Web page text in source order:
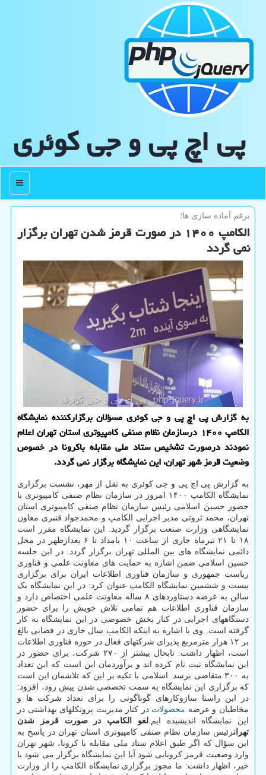
پی اچ پی و جی كوئری
منو
برغم آماده سازی ها؛
الكامپ ۱۴۰۰ در صورت قرمز شدن تهران برگزار
نمی گردد
به گزارش پی اچ پی و جی کوئری مسؤلان برگزارکننده نمایشگاه
الکامپ ۱۴۰۰ درسازمان نظام صنفی کامپیوتری استان تهران اعلام
نمودند درصورت تشخیص ستاد ملی مقابله باکرونا در خصوص
وضعیت قرمز شهر تهران، این نمایشگاه برگزار نمی گردد.
به گزارش پی اچ پی و جی کوئری به نقل از مهر، نشست برگزاری
نمایشگاه الکامپ ۱۴۰۰ امروز در سازمان نظام صنفی کامپیوتری با
حضور حسین اسلامی رئیس سازمان نظام صنفی کامپیوتری استان
تهران، محمد ثروتی مدیر اجرایی الکامپ و محمدجواد قنبری معاون
نمایشگاهی وزارت صنعت برگزار گردید. این نمایشگاه مقرر است
۱۸ تا ۲۱ تیرماه جاری از ساعت ۱۰ بامداد تا ۶ بعدازظهر در محل
دائمی نمایشگاه های بین المللی تهران برگزار گردد. در این جلسه
حسین اسلامی ضمن اشاره به حمایت های معاونت علمی و فناوری
ریاست جمهوری و سازمان فناوری اطلاعات ایران برای برگزاری
بیست و ششمین نمایشگاه الکامپ عنوان کرد: در این نمایشگاه یک
سالن به عرضه دستاوردهای ۸ ساله معاونت علمی اختصاص دارد و
سازمان فناوری اطلاعات هم تمامی تلاش خویش را برای حضور
دستگاههای اجرایی در کنار بخش خصوصی در این نمایشگاه به کار
گرفته است. وی با اشاره به اینکه الکامپ سال جاری در فضایی بالغ
بر ۱۲ هزار مترمربع پذیرای شرکتهای فعال در حوزه فناوری اطلاعات
است، اظهار داشت: تابحال بیشتر از ۲۷۰ شرکت، برای حضور در
این نمایشگاه ثبت نام کرده اند و برآوردمان این است که این تعداد
به ۳۰۰ متقاضی برسد. اسلامی با تکیه بر این که تلاشمان این است
که برگزاری این نمایشگاه به سمت تخصصی شدن پیش رود، افزود:
در این راستا سازوکارهای گوناگونی را برای تعداد شرکت ها و
مخاطبان و عرضه محصولات در کنار مدیریت پروتکلهای بهداشتی در
این نمایشگاه اندیشیده ایم.لغو الکامپ در صورت قرمز شدن
تهرانرئیس سازمان نظام صنفی کامپیوتری استان تهران در پاسخ به
این سؤال که اگر طبق اعلام ستاد ملی مقابله با کرونا، شهر تهران
وارد وضعیت قرمز کرونایی شود آیا این نمایشگاه برگزار می شود یا
خیر، اظهار داشت: ما مجوز برگزاری نمایشگاه الکامپ را از وزارت